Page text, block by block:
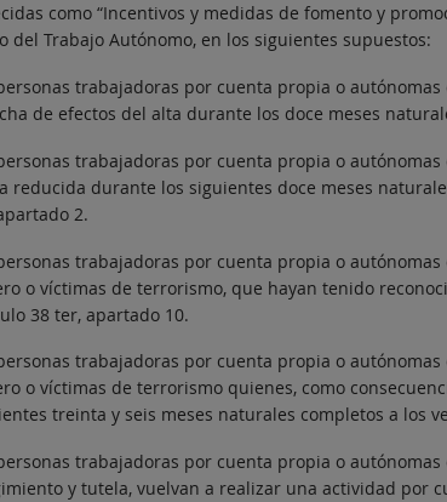
como “Incentivos y medidas de fomento y
del Trabajo Autónomo, en los siguientes supuestos:
trabajadoras por cuenta propia o
de efectos del alta durante los doce meses
trabajadoras por cuenta propia o
reducida durante los siguientes doce meses
2.
trabajadoras por cuenta propia o
o víctimas de terrorismo, que hayan tenido
38 ter, apartado 10.
trabajadoras por cuenta propia o
o víctimas de terrorismo quienes, como
treinta y seis meses naturales completos a los
trabajadoras por cuenta propia o
y tutela, vuelvan a realizar una actividad por